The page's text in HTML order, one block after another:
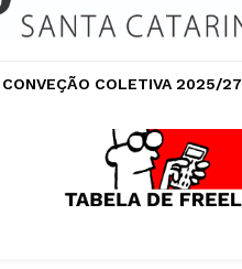
CONVEÇÃO COLETIVA 2025/27